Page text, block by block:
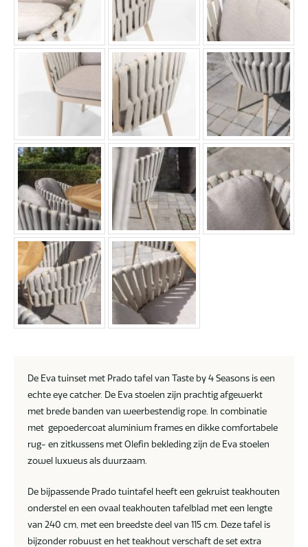
De Eva tuinset met Prado tafel van Taste by 4 Seasons is een
echte eye catcher. De Eva stoelen zijn prachtig afgewerkt
met brede banden van weerbestendig rope. In combinatie
met gepoedercoat aluminium frames en dikke comfortabele
rug- en zitkussens met Olefin bekleding zijn de Eva stoelen
zowel luxueus als duurzaam.
De bijpassende Prado tuintafel heeft een gekruist teakhouten
onderstel en een ovaal teakhouten tafelblad met een lengte
van 240 cm, met een breedste deel van 115 cm. Deze tafel is
bijzonder robuust en het teakhout verschaft de set extra